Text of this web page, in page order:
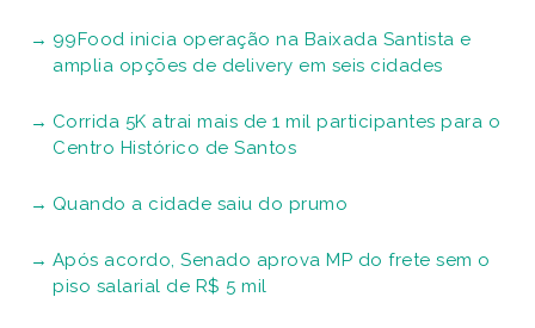
99Food inicia operação na Baixada Santista e
amplia opções de delivery em seis cidades
Corrida 5K atrai mais de 1 mil participantes para o
Centro Histórico de Santos
Quando a cidade saiu do prumo
Após acordo, Senado aprova MP do frete sem o
piso salarial de R$ 5 mil